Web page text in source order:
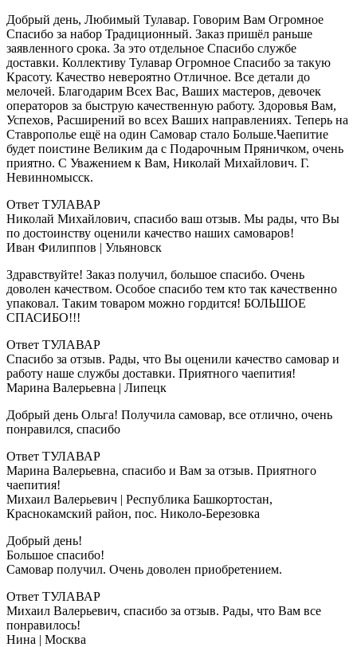
Добрый день, Любимый Тулавар. Говорим Вам Огромное
Спасибо за набор Традиционный. Заказ пришёл раньше
заявленного срока. За это отдельное Спасибо службе
доставки. Коллективу Тулавар Огромное Спасибо за такую
Красоту. Качество невероятно Отличное. Все детали до
мелочей. Благодарим Всех Вас, Ваших мастеров, девочек
операторов за быструю качественную работу. Здоровья Вам,
Успехов, Расширений во всех Ваших направлениях. Теперь на
Ставрополье ещё на один Самовар стало Больше.Чаепитие
будет поистине Великим да с Подарочным Пряничком, очень
приятно. С Уважением к Вам, Николай Михайлович. Г.
Невинномысск.
Ответ ТУЛАВАР
Николай Михайлович, спасибо ваш отзыв. Мы рады, что Вы
по достоинству оценили качество наших самоваров!
Иван Филиппов | Ульяновск
Здравствуйте! Заказ получил, большое спасибо. Очень
доволен качеством. Особое спасибо тем кто так качественно
упаковал. Таким товаром можно гордится! БОЛЬШОЕ
СПАСИБО!!!
Ответ ТУЛАВАР
Спасибо за отзыв. Рады, что Вы оценили качество самовар и
работу наше службы доставки. Приятного чаепития!
Марина Валерьевна | Липецк
Добрый день Ольга! Получила самовар, все отлично, очень
понравился, спасибо
Ответ ТУЛАВАР
Марина Валерьевна, спасибо и Вам за отзыв. Приятного
чаепития!
Михаил Валерьевич | Республика Башкортостан,
Краснокамский район, пос. Николо-Березовка
Добрый день!
Большое спасибо!
Самовар получил. Очень доволен приобретением.
Ответ ТУЛАВАР
Михаил Валерьевич, спасибо за отзыв. Рады, что Вам все
понравилось!
Нина | Москва